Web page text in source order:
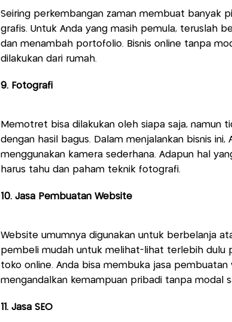
Seiring perkembangan zaman membuat banyak
grafis. Untuk Anda yang masih pemula, teruslah
dan menambah portofolio. Bisnis online tanpa
dilakukan dari rumah.
9. Fotografi
Memotret bisa dilakukan oleh siapa saja, namun
dengan hasil bagus. Dalam menjalankan bisnis ini,
menggunakan kamera sederhana. Adapun hal
harus tahu dan paham teknik fotografi.
10. Jasa Pembuatan Website
Website umumnya digunakan untuk berbelanja
pembeli mudah untuk melihat-lihat terlebih dulu
toko online. Anda bisa membuka jasa
mengandalkan kemampuan pribadi tanpa modal
11. Jasa SEO